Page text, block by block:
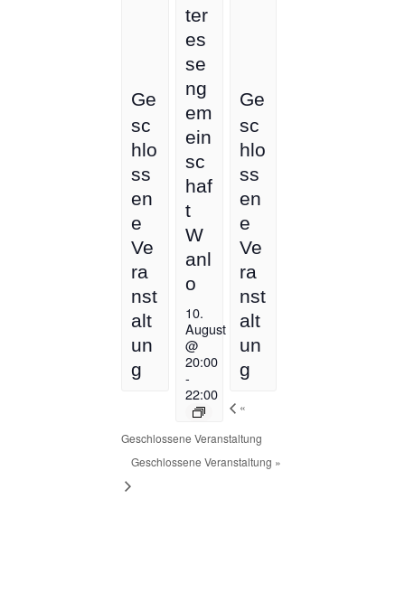
Ge
sc
hlo
ss
en
e
Ve
ra
nst
alt
un
g
ter
es
se
ng
em
ein
sc
haf
t
W
anl
o
10.
August
@
20:00
-
22:00
Ge
sc
hlo
ss
en
e
Ve
ra
nst
alt
un
g
«
Geschlossene Veranstaltung
Geschlossene Veranstaltung »